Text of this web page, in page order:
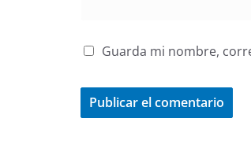
Guarda mi nombre,